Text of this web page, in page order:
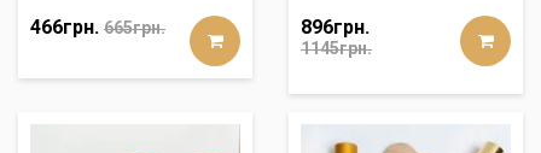
466грн. 665грн. 896грн.
1145грн.